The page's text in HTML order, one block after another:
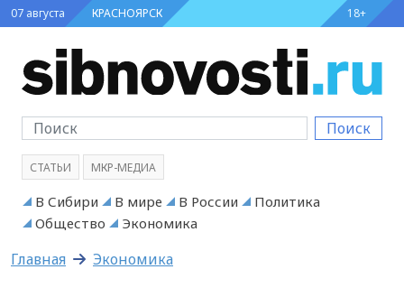
07 августа КРАСНОЯРСК 18+
Поиск
СТАТЬИ МКР-МЕДИА
В Сибири В мире В России
Политика
Общество
Экономика
Главная Экономика